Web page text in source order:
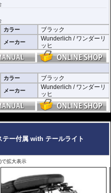
意
M5）を取り付けることができます。
ケラーマンの
なえます。
カラー ブラック
メーカー
Wunderlich / ワンダーリ
ッヒ
カラー ブラック
メーカー
Wunderlich / ワンダーリ
ッヒ
テー付属 with テールライト
で拡大表示